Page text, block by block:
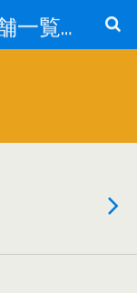
全国優良パチンコ店舗一覧：プロ厳選ガイド